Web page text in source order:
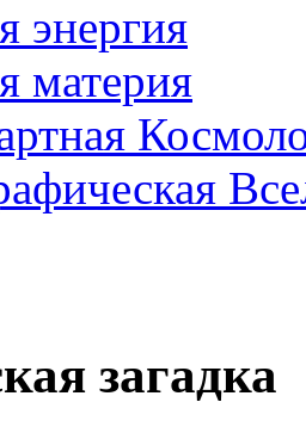
энергия
материя
загадка